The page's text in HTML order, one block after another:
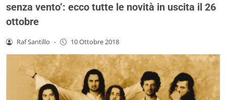
senza vento’: ecco tutte le novità in uscita il 26
ottobre
Raf Santillo - 10 Ottobre 2018